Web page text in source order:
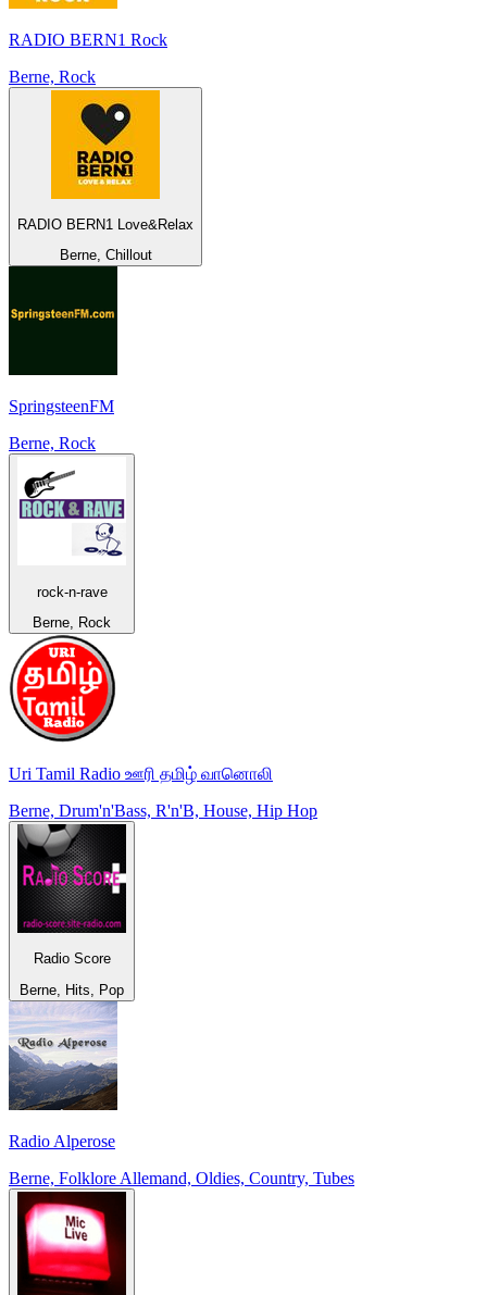
RADIO BERN1 Rock
Berne, Rock
RADIO BERN1 Love&Relax
Berne, Chillout
SpringsteenFM
Berne, Rock
rock-n-rave
Berne, Rock
Uri Tamil Radio ஊரி தமிழ் வானொலி
Berne, Drum'n'Bass, R'n'B, House, Hip Hop
Radio Score
Berne, Hits, Pop
Radio Alperose
Berne, Folklore Allemand, Oldies, Country, Tubes